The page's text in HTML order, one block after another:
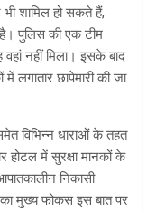
शामिल हो सकते हैं,
पुलिस की एक टीम
नहीं मिला। इसके बाद
लगातार छापेमारी की जा
विभिन्न धाराओं के तहत
होटल में सुरक्षा मानकों के
निकासी
मुख्य फोकस इस बात पर